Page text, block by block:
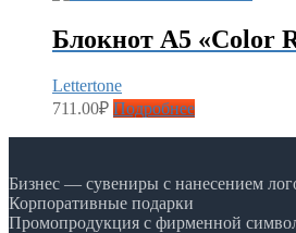
Блокнот А5 «Color
Lettertone
711.00₽ Подробнее
Бизнес — сувениры с нанесением
Корпоративные подарки
Промопродукция с фирменной